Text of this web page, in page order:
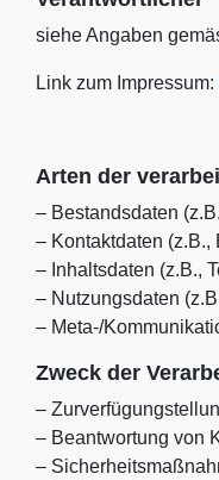
siehe Angaben
Link zum Impressum:
Arten der
– Bestandsdaten
– Kontaktdaten (z.B.,
– Inhaltsdaten (z.B.,
– Nutzungsdaten
– Meta-/
Zweck der
–
– Beantwortung von
–